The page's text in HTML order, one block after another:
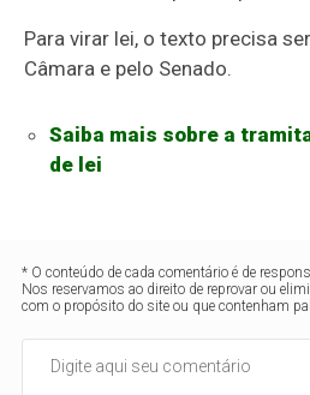
Para virar lei, o texto precisa
Câmara e pelo Senado.
Saiba mais sobre a
de lei
* O conteúdo de cada comentário é de
Nos reservamos ao direito de reprovar ou
com o propósito do site ou que contenham